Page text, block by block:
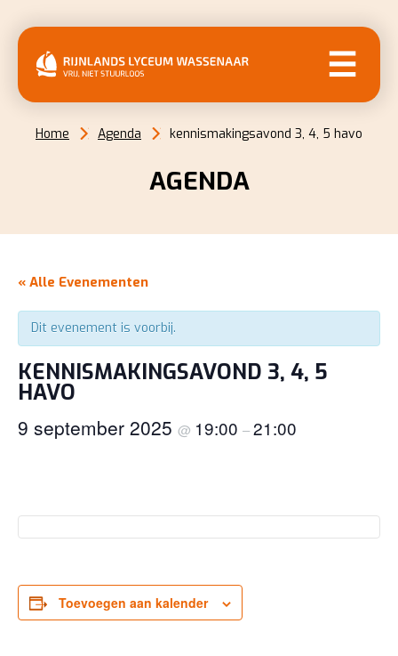
Home Agenda kennismakingsavond 3, 4, 5 havo
AGENDA
« Alle Evenementen
Dit evenement is voorbij.
KENNISMAKINGSAVOND 3, 4, 5
HAVO
9 september 2025 @ 19:00 –21:00
Toevoegen aan kalender